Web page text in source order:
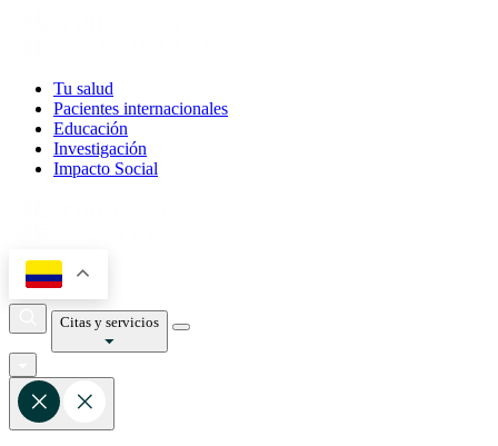
Tu salud
Pacientes internacionales
Educación
Investigación
Impacto Social
Citas y servicios